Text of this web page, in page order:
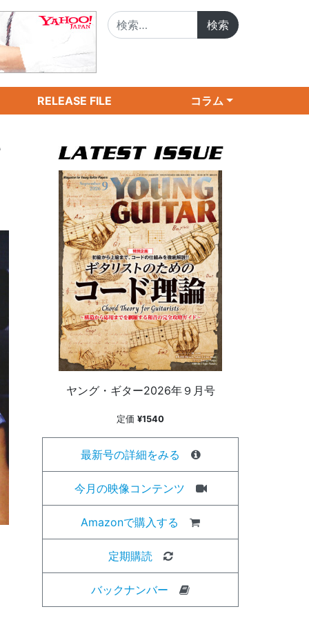
RELEASE FILE コラム
ヤング・ギター2026年９月号
定価 ¥1540
最新号の詳細をみる
今月の映像コンテンツ
Amazonで購入する
定期購読
バックナンバー